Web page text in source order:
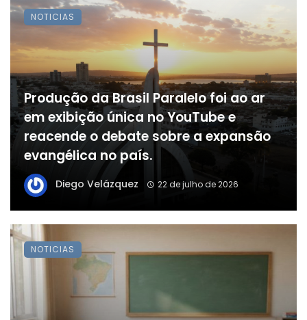
Produção da Brasil Paralelo foi ao ar
em exibição única no YouTube e
reacende o debate sobre a expansão
evangélica no país.
Diego Velázquez 22 de julho de 2026
NOTICIAS
NOTICIAS